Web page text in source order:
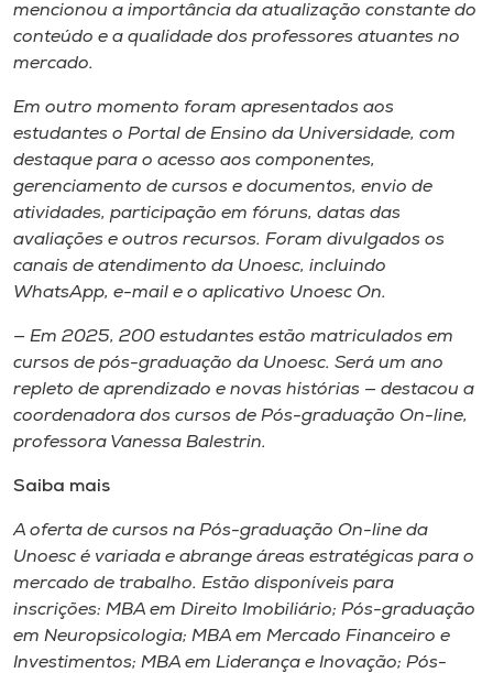
mencionou a importância da atualização constante do
conteúdo e a qualidade dos professores atuantes no
mercado.
Em outro momento foram apresentados aos
estudantes o Portal de Ensino da Universidade, com
destaque para o acesso aos componentes,
gerenciamento de cursos e documentos, envio de
atividades, participação em fóruns, datas das
avaliações e outros recursos. Foram divulgados os
canais de atendimento da Unoesc, incluindo
WhatsApp, e-mail e o aplicativo Unoesc On.
— Em 2025, 200 estudantes estão matriculados em
cursos de pós-graduação da Unoesc. Será um ano
repleto de aprendizado e novas histórias — destacou a
coordenadora dos cursos de Pós-graduação On-line,
professora Vanessa Balestrin.
Saiba mais
A oferta de cursos na Pós-graduação On-line da
Unoesc é variada e abrange áreas estratégicas para o
mercado de trabalho. Estão disponíveis para
inscrições: MBA em Direito Imobiliário; Pós-graduação
em Neuropsicologia; MBA em Mercado Financeiro e
Investimentos; MBA em Liderança e Inovação; Pós-